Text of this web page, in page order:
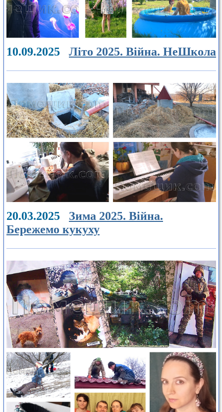
10.09.2025 Літо 2025. Війна. НеШкола
20.03.2025 Зима 2025. Війна.
Бережемо кукуху